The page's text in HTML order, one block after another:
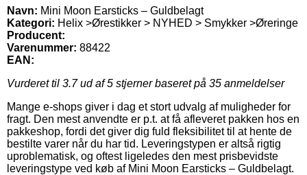
Navn: Mini Moon Earsticks – Guldbelagt
Kategori: Helix >Ørestikker > NYHED > Smykker >Øreringe
Producent:
Varenummer: 88422
EAN:
Vurderet til 3.7ud af 5 stjerner baseret på 35 anmeldelser
Mange e-shops giver i dag et stort udvalg af muligheder for
fragt. Den mest anvendte er p.t. at få afleveret pakken hos en
pakkeshop, fordi det giver dig fuld fleksibilitet til at hente de
bestilte varer når du har tid. Leveringstypen er altså rigtig
uproblematisk, og oftest ligeledes den mest prisbevidste
leveringstype ved køb af Mini Moon Earsticks – Guldbelagt.